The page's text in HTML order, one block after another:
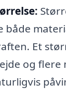
både
Et
og flere